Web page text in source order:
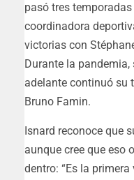
pasó tres
coordinadora
victorias con
Durante la
adelante continuó su
Bruno Famin.
Isnard reconoce que
aunque cree que eso
dentro: “Es la